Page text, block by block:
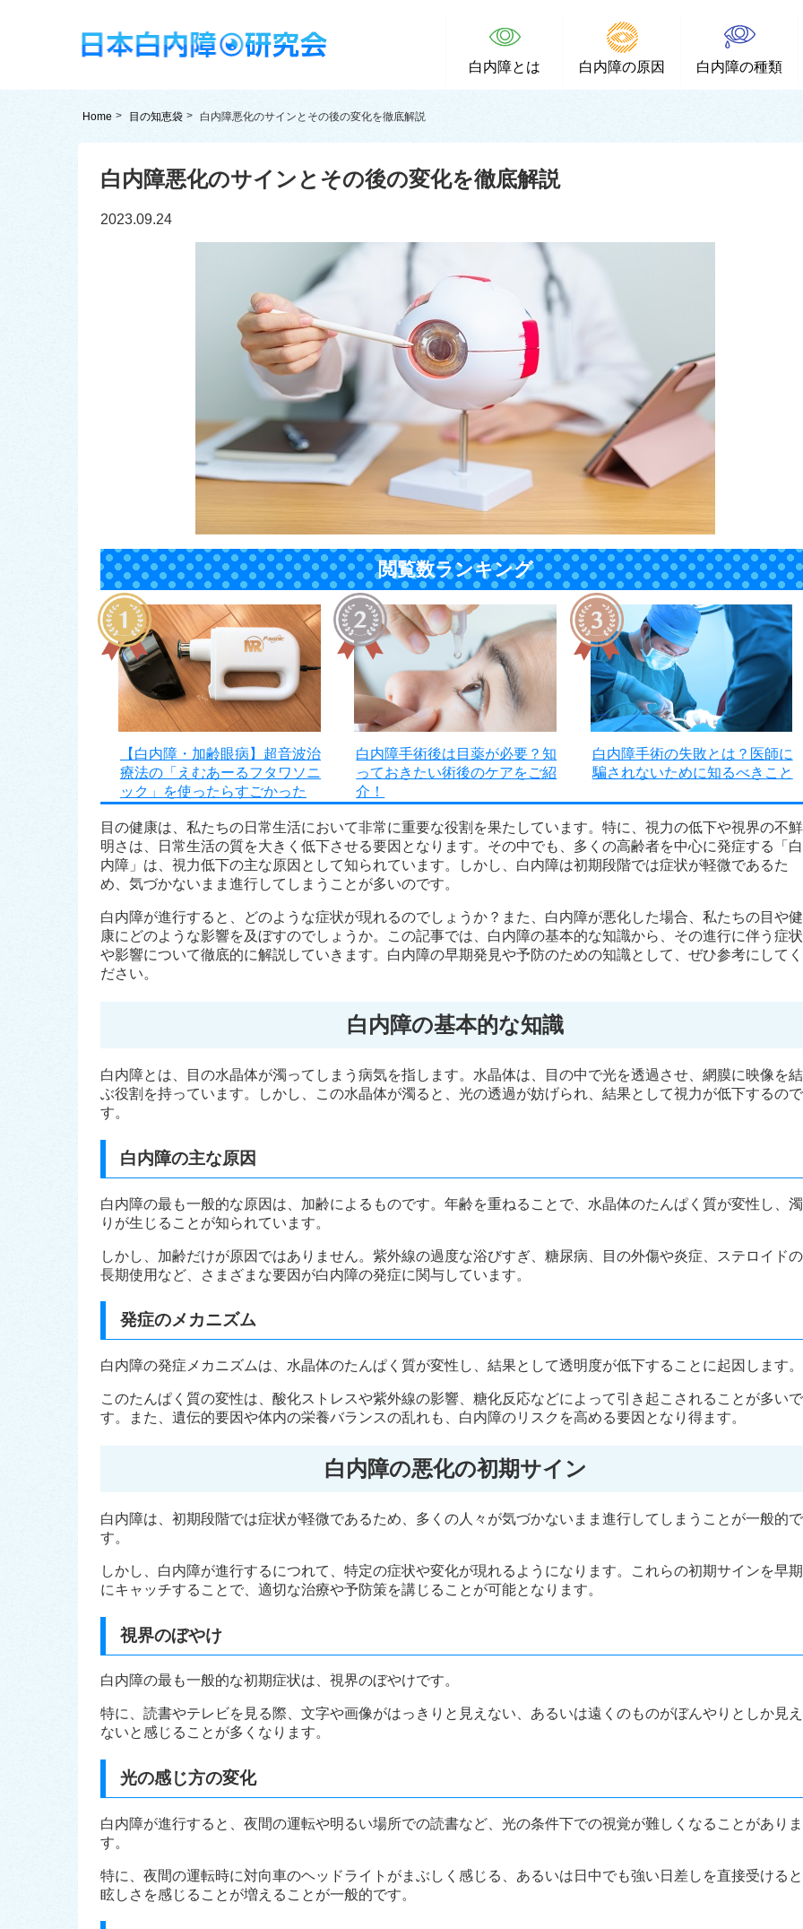
白内障とは 白内障の原因 白内障の種類
Home 目の知恵袋 白内障悪化のサインとその後の変化を徹底解説
白内障悪化のサインとその後の変化を徹底解説
2023.09.24
閲覧数ランキング
【白内障・加齢眼病】超音波治
療法の「えむあーるフタワソニ
ック」を使ったらすごかった
白内障手術後は目薬が必要？知
っておきたい術後のケアをご紹
介！
白内障手術の失敗とは？医師に
騙されないために知るべきこと
目の健康は、私たちの日常生活において非常に重要な役割を果たしています。特に、視力の低下や視界の不鮮
明さは、日常生活の質を大きく低下させる要因となります。その中でも、多くの高齢者を中心に発症する「白
内障」は、視力低下の主な原因として知られています。しかし、白内障は初期段階では症状が軽微であるた
め、気づかないまま進行してしまうことが多いのです。
白内障が進行すると、どのような症状が現れるのでしょうか？また、白内障が悪化した場合、私たちの目や健
康にどのような影響を及ぼすのでしょうか。この記事では、白内障の基本的な知識から、その進行に伴う症状
や影響について徹底的に解説していきます。白内障の早期発見や予防のための知識として、ぜひ参考にしてく
ださい。
白内障の基本的な知識
白内障とは、目の水晶体が濁ってしまう病気を指します。水晶体は、目の中で光を透過させ、網膜に映像を結
ぶ役割を持っています。しかし、この水晶体が濁ると、光の透過が妨げられ、結果として視力が低下するので
す。
白内障の主な原因
白内障の最も一般的な原因は、加齢によるものです。年齢を重ねることで、水晶体のたんぱく質が変性し、濁
りが生じることが知られています。
しかし、加齢だけが原因ではありません。紫外線の過度な浴びすぎ、糖尿病、目の外傷や炎症、ステロイドの
長期使用など、さまざまな要因が白内障の発症に関与しています。
発症のメカニズム
白内障の発症メカニズムは、水晶体のたんぱく質が変性し、結果として透明度が低下することに起因します。
このたんぱく質の変性は、酸化ストレスや紫外線の影響、糖化反応などによって引き起こされることが多いで
す。また、遺伝的要因や体内の栄養バランスの乱れも、白内障のリスクを高める要因となり得ます。
白内障の悪化の初期サイン
白内障は、初期段階では症状が軽微であるため、多くの人々が気づかないまま進行してしまうことが一般的で
す。
しかし、白内障が進行するにつれて、特定の症状や変化が現れるようになります。これらの初期サインを早期
にキャッチすることで、適切な治療や予防策を講じることが可能となります。
視界のぼやけ
白内障の最も一般的な初期症状は、視界のぼやけです。
特に、読書やテレビを見る際、文字や画像がはっきりと見えない、あるいは遠くのものがぼんやりとしか見え
ないと感じることが多くなります。
光の感じ方の変化
白内障が進行すると、夜間の運転や明るい場所での読書など、光の条件下での視覚が難しくなることがありま
す。
特に、夜間の運転時に対向車のヘッドライトがまぶしく感じる、あるいは日中でも強い日差しを直接受けると
眩しさを感じることが増えることが一般的です。